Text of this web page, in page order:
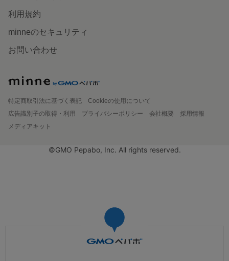
利用規約
minneのセキュリティ
お問い合わせ
特定商取引法に基づく表記
Cookieの使用について
広告識別子の取得・利用
プライバシーポリシー 会社概要
採用情報
メディアキット
©GMO Pepabo, Inc. All rights reserved.